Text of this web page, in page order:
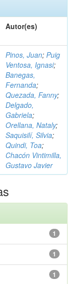
Autor(es)
Pinos, Juan; Puig
Ventosa, Ignasi;
Banegas,
Fernanda;
Quezada, Fanny;
Delgado,
Gabriela;
Orellana, Nataly;
Saquisilí, Silvia;
Quindi, Toa;
Chacón Vintimilla,
Gustavo Javier
1
1
1